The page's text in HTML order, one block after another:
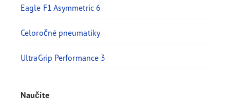
Eagle F1 Asymmetric 6
Celoročné pneumatiky
UltraGrip Performance 3
Naučite